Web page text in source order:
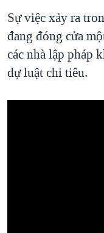
Sự việc xảy ra
đang đóng cửa
các nhà lập pháp
dự luật chi tiêu.